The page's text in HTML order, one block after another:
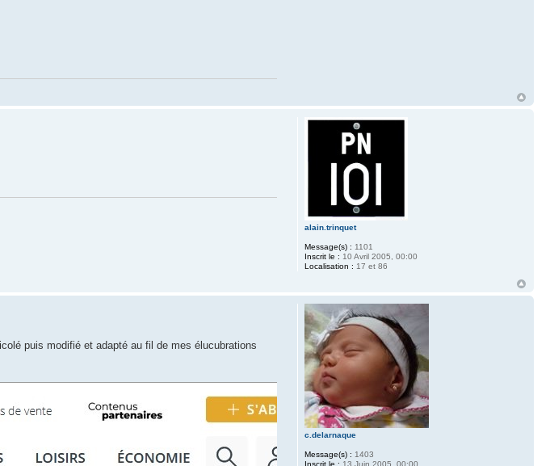
alain.trinquet
Message(s) : 1101
Inscrit le : 10 Avril 2005, 00:00
Localisation : 17 et 86
puis modifié et adapté au fil de mes élucubrations
c.delarnaque
Message(s) : 1403
Inscrit le : 13 Juin 2005, 00:00